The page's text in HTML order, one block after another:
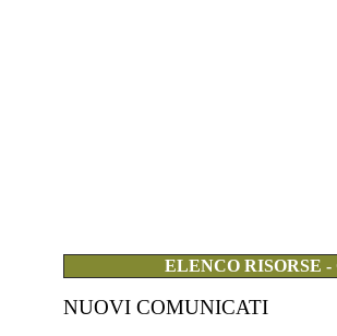
ELENCO RISORSE
NUOVI COMUNICATI